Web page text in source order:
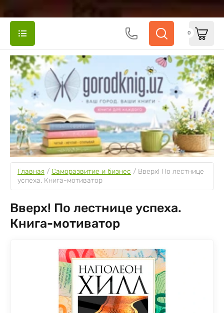
0
Главная / Саморазвитие и бизнес / Вверх! По лестнице
успеха. Книга-мотиватор
Вверх! По лестнице успеха.
Книга-мотиватор